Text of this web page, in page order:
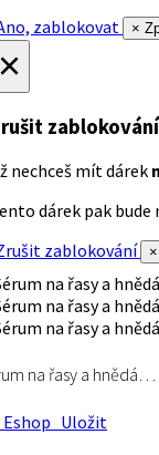
zablokovat
×
nechceš mít dárek
dárek pak
zablokování
na řasy a hnědá…
Uložit